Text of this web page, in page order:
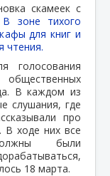
скамеек с
В зоне тихого
для книг и
чтения.
голосования
В каждом из
слушания, где
про
В ходе них все
были
18 марта.